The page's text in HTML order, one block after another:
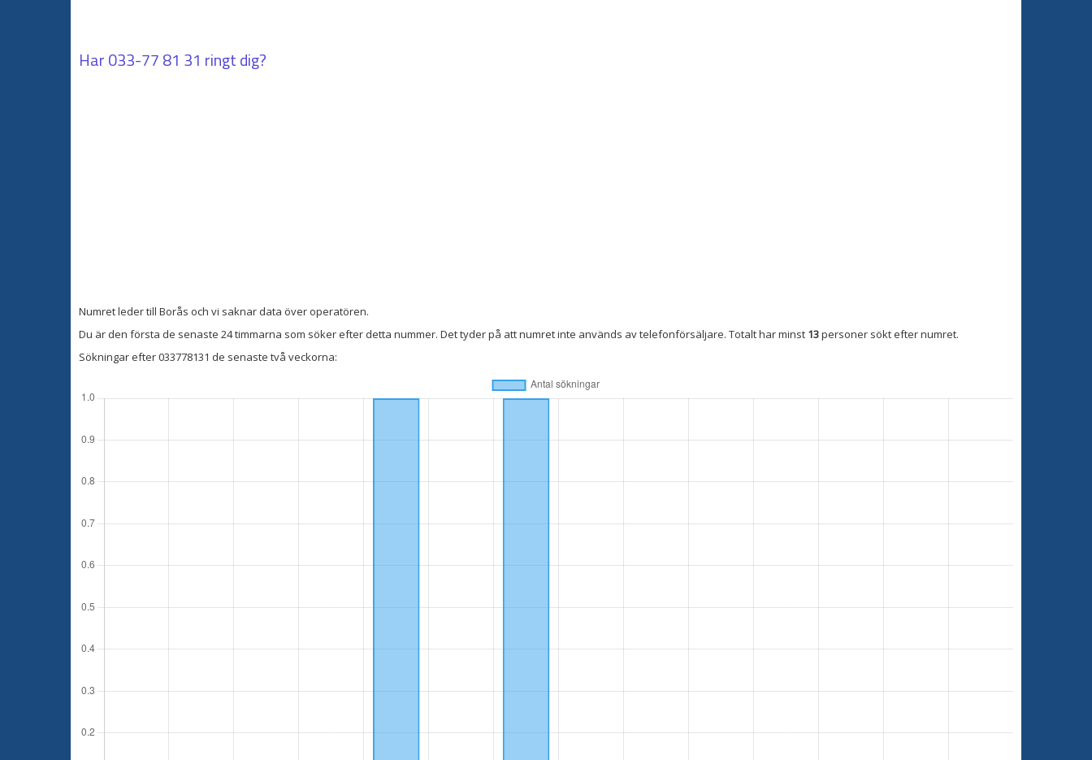
Har033-77 81 31 ringt dig?
Numret leder till Borås och vi saknar data över operatören.
Du är den första de senaste 24 timmarna som söker efter detta nummer. Det tyder på att numret inte används av telefonförsäljare. Totalt har minst 13personer sökt efter numret.
Sökningar efter 033778131 de senaste två veckorna: